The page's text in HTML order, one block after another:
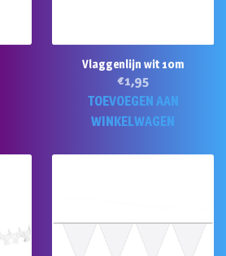
Vlaggenlijn wit 10m
€1,95
TOEVOEGEN AAN
WINKELWAGEN